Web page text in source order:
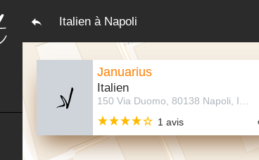
Italien à Napoli
Januarius
Italien
1 avis